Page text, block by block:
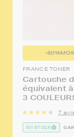
-80%
FRANCE TONER
Cartouche
équivalent à
3
7
EN STOCK